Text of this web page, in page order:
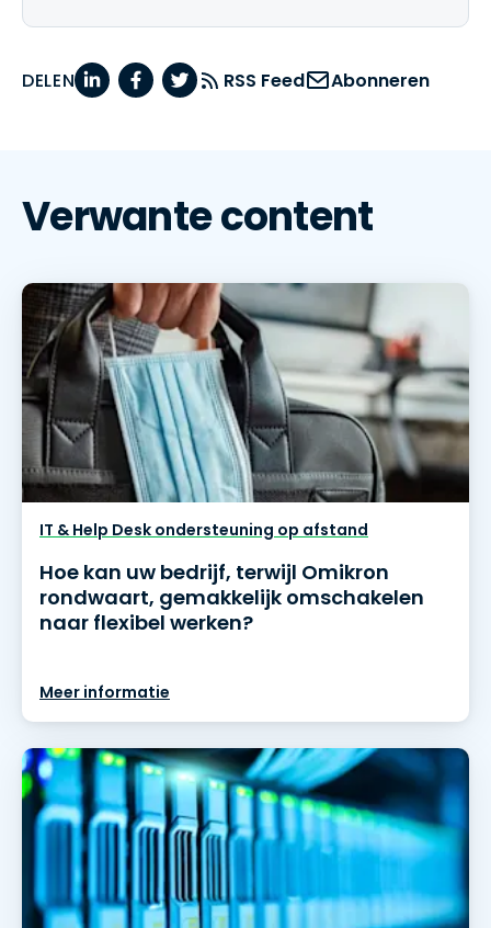
DELEN RSS Feed Abonneren
Verwante content
IT & Help Desk ondersteuning op afstand
Hoe kan uw bedrijf, terwijl Omikron
rondwaart, gemakkelijk omschakelen
naar flexibel werken?
Meer informatie